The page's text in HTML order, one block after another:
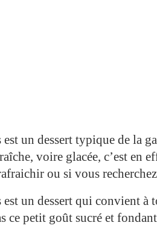
est un dessert typique de la
voire glacée, c’est en
ou si vous
un dessert qui convient à
ce petit goût sucré et